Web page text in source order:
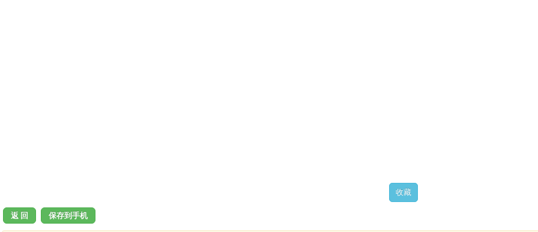
返 回 保存到手机